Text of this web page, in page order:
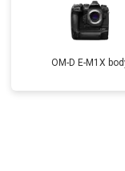
OM-D E-M1X